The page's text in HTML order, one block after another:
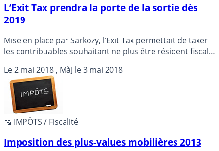
L’Exit Tax prendra la porte de la sortie dès
2019
Mise en place par Sarkozy, l’Exit Tax permettait de taxer
les contribuables souhaitant ne plus être résident fiscal
cession de titres, cette taxe était le symbole de la lutte
contre l’exil fiscal, notamment en Belgique, pays
francophone, bien plus accueillant pour les patrimoines
aisés que ne sait l’être la France.
Le2 mai 2018 , MàJ le3 mai 2018
🛂 IMPÔTS / Fiscalité
Imposition des plus-values mobilières 2013